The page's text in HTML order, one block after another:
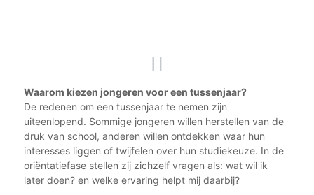
Waarom kiezen jongeren voor een tussenjaar?
De redenen om een tussenjaar te nemen zijn
uiteenlopend. Sommige jongeren willen herstellen van de
druk van school, anderen willen ontdekken waar hun
interesses liggen of twijfelen over hun studiekeuze. In de
oriëntatiefase stellen zij zichzelf vragen als: wat wil ik
later doen? en welke ervaring helpt mij daarbij?